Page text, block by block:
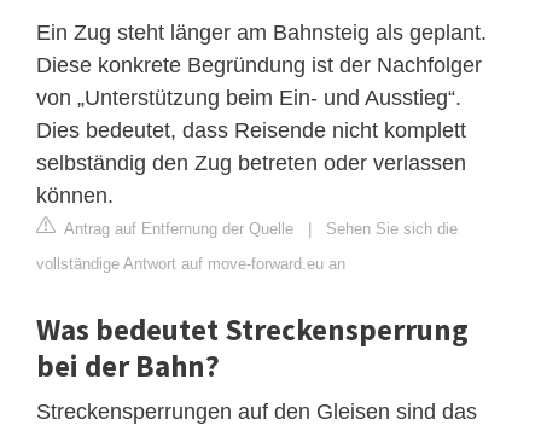
Ein Zug steht länger am Bahnsteig als geplant.
Diese konkrete Begründung ist der Nachfolger
von „Unterstützung beim Ein- und Ausstieg“.
Dies bedeutet, dass Reisende nicht komplett
selbständig den Zug betreten oder verlassen
können.
Antrag auf Entfernung der Quelle
Sehen Sie sich die
vollständige Antwort auf move-forward.eu an
Was bedeutet Streckensperrung
bei der Bahn?
Streckensperrungen auf den Gleisen sind das